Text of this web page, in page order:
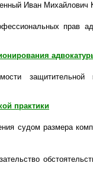
Иван Михайлович
прав
практики
судом размера